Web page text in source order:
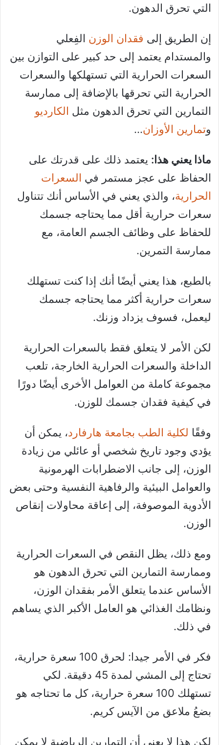
التي تحرق الدهون.
إن الطريق إلى فقدان الوزن الفِعلي
والمستدام يعتمد إلى حد كبير على التوازن بين
السعرات الحرارية التي تستهلكها والسعرات
الحرارية التي تحرقها بالإضافة إلى ممارسة
التمارين التي تحرق الدهون مثل الكارديو
وتمارين الأوزان…
ماذا يعني هذا: يعتمد ذلك على قدرتك على
الحفاظ على عجز مستمر في السعرات
الحرارية، والذي يعني في الأساس أنك تتناول
سعرات حرارية أقل مما يحتاجه جسمك
للحفاظ على وظائف الجسم العامة، مع
ممارسة التمرين.
بالطبع، هذا يعني أيضًا أنك إذا كنت تستهلك
سعرات حرارية أكثر مما يحتاجه جسمك
ليعمل، فسوف يزداد وزنك.
لكن الأمر لا يتعلق فقط بالسعرات الحرارية
الداخلة والسعرات الحرارية الخارجة، تلعب
مجموعة كاملة من العوامل الأخرى أيضًا دورًا
في كيفية فقدان جسمك للوزن.
وفقًا لكلية الطب بجامعة هارفارد، يمكن أن
يؤدي وجود تاريخ شخصي أو عائلي من زيادة
الوزن، إلى جانب الاضطرابات الهرمونية
والعوامل البيئية والرفاهية النفسية وحتى بعض
الأدوية الموصوفة، إلى إعاقة محاولات إنقاص
الوزن.
ومع ذلك، يظل النقص في السعرات الحرارية
وممارسة التمارين التي تحرق الدهون هو
الأساس عندما يتعلق الأمر بفقدان الوزن،
ونظامك الغذائي هو العامل الأكبر الذي يساهم
في ذلك.
فكر في الأمر جيدا: لحرق 100 سعرة حرارية،
تحتاج إلى المشي لمدة 45 دقيقة. لكي
تستهلك 100 سعرة حرارية، كل ما تحتاجه هو
بضعُ ملاعق من الآيس كريم.
لكن هذا لا يعني أن التمارين الرياضية لا يمكن